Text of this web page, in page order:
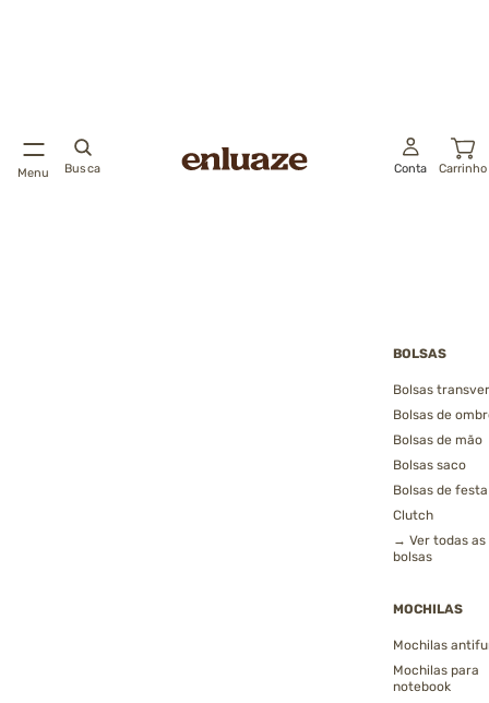
Menu Busca
BOLSAS
Bolsas
Bolsas de
Bolsas de mão
Bolsas saco
Bolsas de festa
Clutch
→ Ver todas as
bolsas
MOCHILAS
Mochilas
Mochilas para
notebook
Conta Carrinho